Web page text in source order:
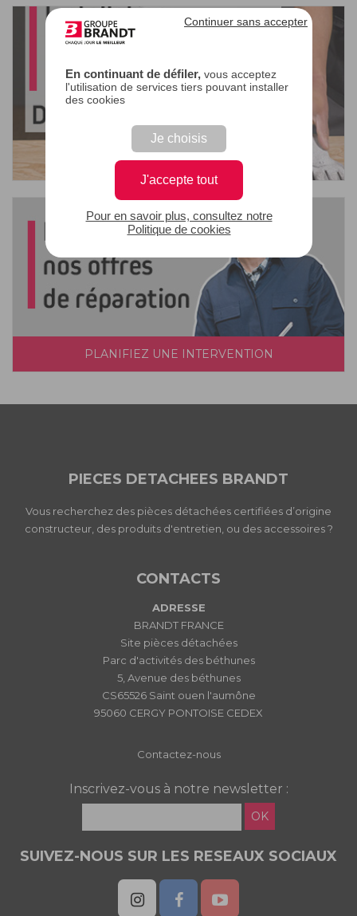
En continuant de défiler,vous acceptez
l'utilisation de services tiers pouvant installer
des cookies
Je choisis
J'accepte tout
Continuer sans accepter
Pour en savoir plus, consultez notre
Politique de cookies
PLANIFIEZ UNE INTERVENTION
PIECES DETACHEES BRANDT
Vous recherchez des pièces détachées certifiées d’origine
constructeur, des produits d'entretien, ou des accessoires ?
CONTACTS
ADRESSE
BRANDT FRANCE
Site pièces détachées
Parc d'activités des béthunes
5, Avenue des béthunes
CS65526 Saint ouen l'aumône
95060 CERGY PONTOISE CEDEX
Contactez-nous
Inscrivez-vous à notre newsletter :
OK
SUIVEZ-NOUS SUR LES RESEAUX SOCIAUX